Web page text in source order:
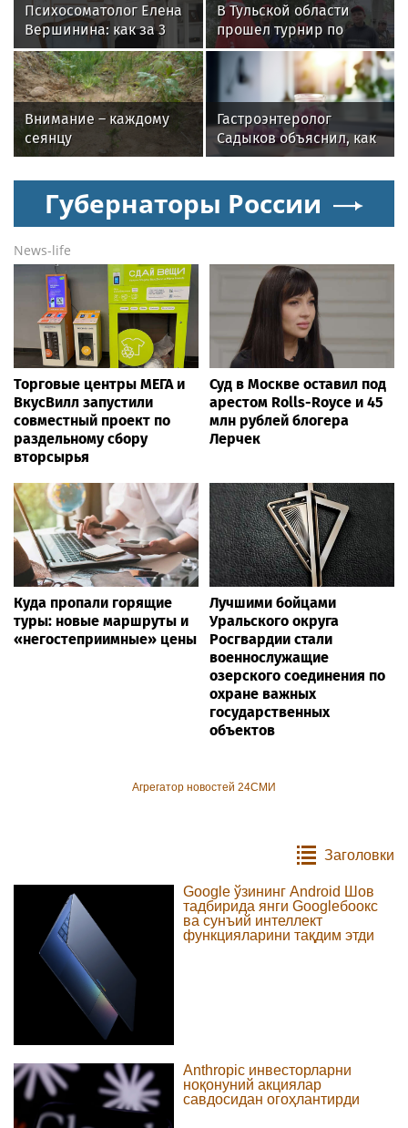
Психосоматолог Елена
Вершинина: как за 3
минуты вернуть себе
равновесие
В Тульской области
прошел турнир по
рыбной ловле среди
команд
железнодорожников
Внимание – каждому
сеянцу
Гастроэнтеролог
Садыков объяснил, как
сахар в рационе
тканей
Губернаторы России
News-life
Торговые центры МЕГА и
ВкусВилл запустили
совместный проект по
раздельному сбору
вторсырья
Суд в Москве оставил под
арестом Rolls-Royce и 45
млн рублей блогера
Лерчек
Куда пропали горящие
туры: новые маршруты и
«негостеприимные» цены
Лучшими бойцами
Уральского округа
Росгвардии стали
военнослужащие
озерского соединения по
охране важных
государственных
объектов
Агрегатор новостей 24СМИ
Заголовки
Google ўзининг Android Шов
тадбирида янги Googleбоокс
ва сунъий интеллект
функцияларини тақдим этди
Anthropic инвесторларни
ноқонуний акциялар
савдосидан огоҳлантирди